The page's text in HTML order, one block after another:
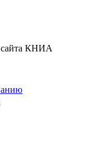
сайта КНИА